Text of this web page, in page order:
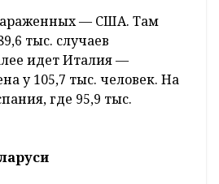
— США. Там
тыс. случаев
идет Италия —
у 105,7 тыс. человек. На
где 95,9 тыс.